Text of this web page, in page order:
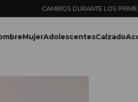
CAMBIOS DURANTE LOS
MujerAdolescentesCalzado